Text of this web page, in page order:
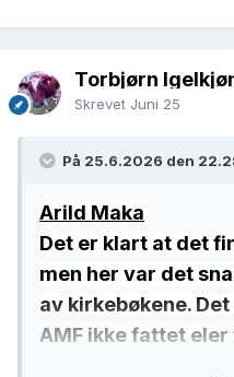
Torbjørn
Skrevet Juni 25
På 25.6.2026 den
Arild Maka
Det er klart at det
men her var det
av kirkebøkene.
AMF ikke fattet eler